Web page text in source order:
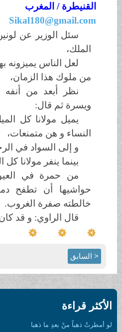
القنيطرة / المغرب
Sikal180@gmail.com
سئل الوزير عن
الملك،
لعل الناس يميزونه
من ملوك هذا الزمان،
نظر أبعد من أنفه
ويسرة ثم قال:
يميل مولانا كل
النساء و هن متمنعات،
و إلى السواد في
بينما ينفر مولانا كل
من حمرة في العيون
حواشيها أن تطفح
خالطته صفرة الغروب.
قال الراوي: و قد كان
< السابق
الأكثر قراءة
لو أمطرتْ ذهباً منْ بعدِ ما ذهبا